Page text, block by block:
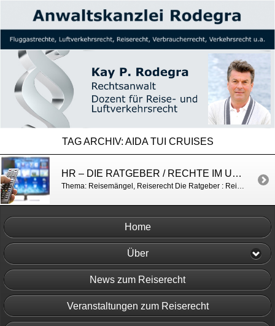
TAG ARCHIV: AIDA TUI CRUISES
HR – DIE RATGEBER / RECHTE IM URLAUB
Thema: Reisemängel, Reiserecht Die Ratgeber : Reiseärger: Das sind Ihre Rechte – hier anschauen (ardmediathek.de)
Home
Über
News zum Reiserecht
Veranstaltungen zum Reiserecht